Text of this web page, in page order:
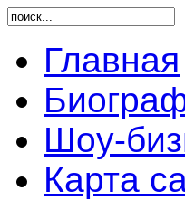
Главная
Шоу-
Карта